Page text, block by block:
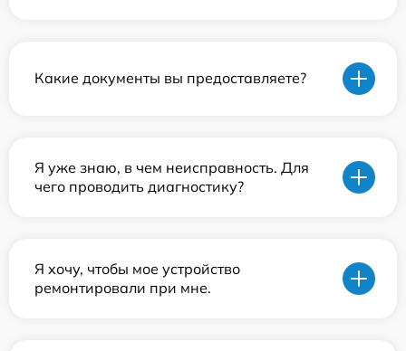
Какие документы вы предоставляете?
Я уже знаю, в чем неисправность. Для
чего проводить диагностику?
Я хочу, чтобы мое устройство
ремонтировали при мне.